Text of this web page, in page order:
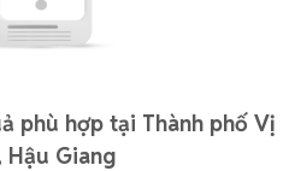
phù hợp tại Thành phố Vị
Hậu Giang